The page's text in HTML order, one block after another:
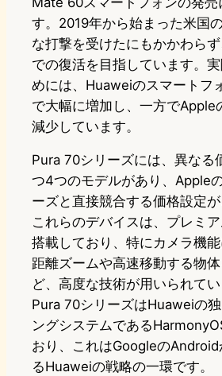
す。2019年から始まった米国
な打撃を受けたにもかかわら
での復活を目指しています。
めには、Huaweiのスマートフ
で大幅に増加し、一方でApple
減少しています。
Pura 70シリーズには、異なる
つ4つのモデルがあり、Apple
ーズと直接競合する価格設定が
これらのデバイスは、プレミ
搭載しており、特にカメラ機
距離ズームや高速移動する物
ど、高度な技術が用いられてい
Pura 70シリーズはHuaweiの
ングシステムである
おり、これはGoogleのAndroid
るHuaweiの戦略の一環です。